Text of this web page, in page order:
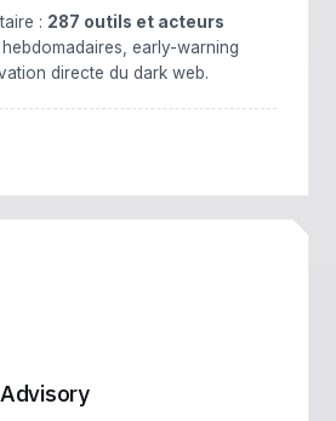
: 287 outils et acteurs
early-warning
directe du dark web.